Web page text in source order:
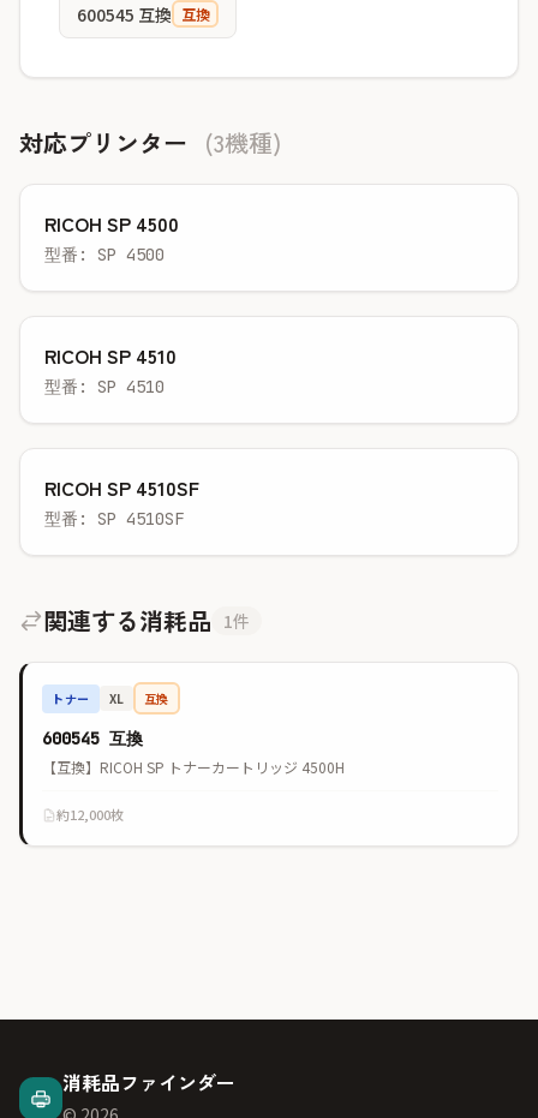
600545 互換 互換
対応プリンター (3機種)
RICOH SP 4500
型番: SP 4500
RICOH SP 4510
型番: SP 4510
RICOH SP 4510SF
型番: SP 4510SF
関連する消耗品 1件
トナー XL 互換
600545 互換
【互換】RICOH SP トナーカートリッジ 4500H
約12,000枚
消耗品ファインダー